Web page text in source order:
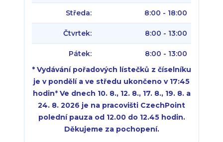
Středa: 8:00 - 18:00
Čtvrtek: 8:00 - 13:00
Pátek:
8:00 - 13:00
* Vydávání pořadových lístečků z číselníku
je v pondělí a ve středu ukončeno v 17:45
hodin* Ve dnech 10. 8., 12. 8., 17. 8., 19. 8. a
24. 8. 2026 je na pracovišti CzechPoint
polední pauza od 12.00 do 12.45 hodin.
Děkujeme za pochopení.